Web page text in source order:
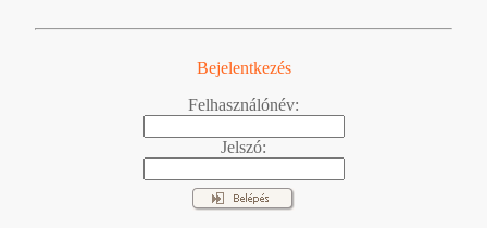
Bejelentkezés
Felhasználónév:
Jelszó: